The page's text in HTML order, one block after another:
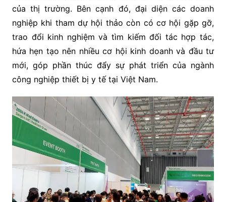
của thị trường. Bên cạnh đó, đại diện các doanh
nghiệp khi tham dự hội thảo còn có cơ hội gặp gỡ,
trao đổi kinh nghiệm và tìm kiếm đối tác hợp tác,
hứa hẹn tạo nên nhiều cơ hội kinh doanh và đầu tư
mới, góp phần thúc đẩy sự phát triển của ngành
công nghiệp thiết bị y tế tại Việt Nam.